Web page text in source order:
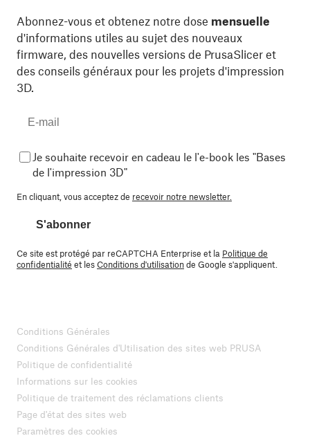
Abonnez-vous et obtenez notre dose mensuelle
d'informations utiles au sujet des nouveaux
firmware, des nouvelles versions de PrusaSlicer et
des conseils généraux pour les projets d'impression
3D.
Je souhaite recevoir en cadeau le l'e-book les "Bases
de l'impression 3D"
En cliquant, vous acceptez de recevoir notre newsletter.
S'abonner
Ce site est protégé par reCAPTCHA Enterprise et la Politique de
confidentialité et lesConditions d'utilisationde Google s'appliquent.
Conditions Générales
Conditions Générales d'Utilisation des sites web PRUSA
Politique de confidentialité
Informations sur les cookies
Politique de traitement des réclamations clients
Page d'état des sites web
Paramètres des cookies